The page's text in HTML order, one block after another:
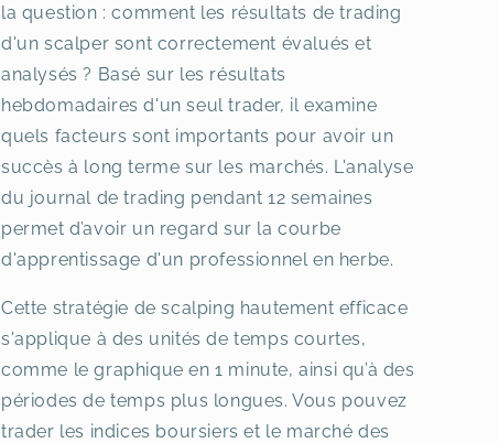
la question : comment les résultats de trading
d'un scalper sont correctement évalués et
analysés ? Basé sur les résultats
hebdomadaires d'un seul trader, il examine
quels facteurs sont importants pour avoir un
succès à long terme sur les marchés. L'analyse
du journal de trading pendant 12 semaines
permet d’avoir un regard sur la courbe
d'apprentissage d'un professionnel en herbe.
Cette stratégie de scalping hautement efficace
s'applique à des unités de temps courtes,
comme le graphique en 1 minute, ainsi qu’à des
périodes de temps plus longues. Vous pouvez
trader les indices boursiers et le marché des